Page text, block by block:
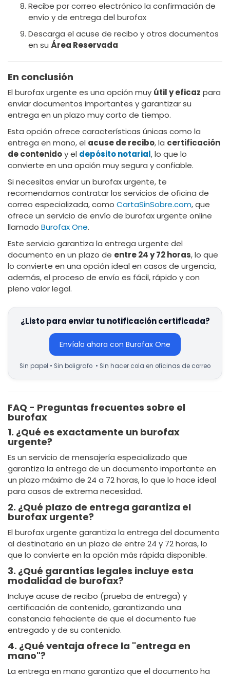
Recibe por correo electrónico la confirmación de
envío y de entrega del burofax
Descarga el acuse de recibo y otros documentos
en su Área Reservada
En conclusión
El burofax urgente es una opción muy útil y eficaz para
enviar documentos importantes y garantizar su
entrega en un plazo muy corto de tiempo.
Esta opción ofrece características únicas como la
entrega en mano, el acuse de recibo, la certificación
de contenidoy el depósito notarial, lo que lo
convierte en una opción muy segura y confiable.
Si necesitas enviar un burofax urgente, te
recomendamos contratar los servicios de oficina de
correo especializada, como CartaSinSobre.com, que
ofrece un servicio de envío de burofax urgente online
llamado Burofax One.
Este servicio garantiza la entrega urgente del
documento en un plazo de entre 24 y 72 horas, lo que
lo convierte en una opción ideal en casos de urgencia,
además, el proceso de envío es fácil, rápido y con
pleno valor legal.
¿Listo para enviar tu notificación certificada?
Envíalo ahora con Burofax One
Sin papel • Sin boligrafo • Sin hacer cola en oficinas de correo
FAQ - Preguntas frecuentes sobre el
burofax
1. ¿Qué es exactamente un burofax
urgente?
Es un servicio de mensajería especializado que
garantiza la entrega de un documento importante en
un plazo máximo de 24 a 72 horas, lo que lo hace ideal
para casos de extrema necesidad.
2. ¿Qué plazo de entrega garantiza el
burofax urgente?
El burofax urgente garantiza la entrega del documento
al destinatario en un plazo de entre 24 y 72 horas, lo
que lo convierte en la opción más rápida disponible.
3. ¿Qué garantías legales incluye esta
modalidad de burofax?
Incluye acuse de recibo (prueba de entrega) y
certificación de contenido, garantizando una
constancia fehaciente de que el documento fue
entregado y de su contenido.
4. ¿Qué ventaja ofrece la "entrega en
mano"?
La entrega en mano garantiza que el documento ha